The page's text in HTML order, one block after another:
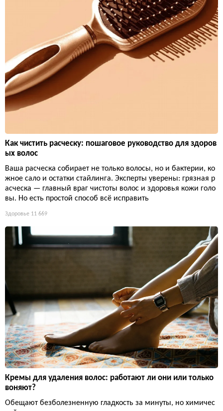
Как чистить расческу: пошаговое руководство для здоров
ых волос
Ваша расческа собирает не только волосы, но и бактерии, ко
жное сало и остатки стайлинга. Эксперты уверены: грязная р
асческа — главный враг чистоты волос и здоровья кожи голо
вы. Но есть простой способ всё исправить
Здоровье 11 669
Кремы для удаления волос: работают ли они или только
воняют?
Обещают безболезненную гладкость за минуты, но химичес